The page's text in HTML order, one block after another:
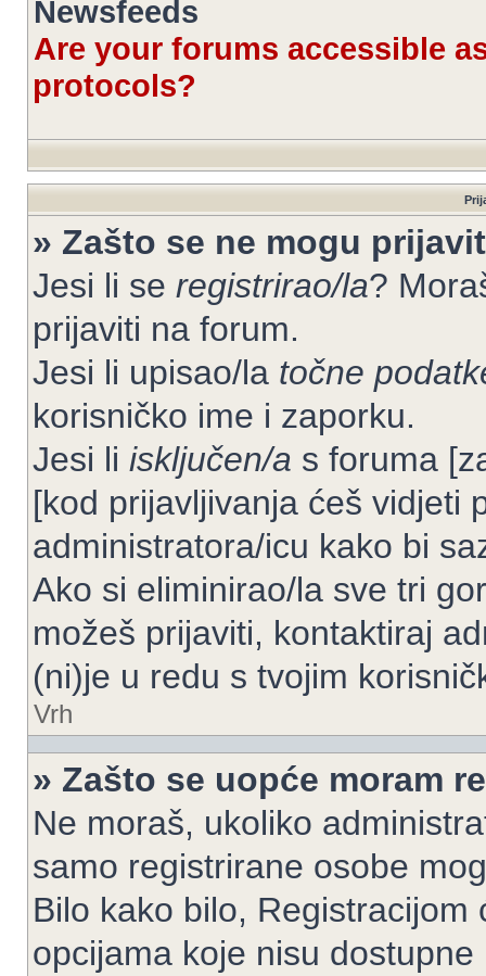
Newsfeeds
Are your forums accessible
protocols?
» Zašto se ne mogu
Jesi li se registrirao/la?
prijaviti na forum.
Jesi li upisao/la točne
korisničko ime i zaporku.
Jesi li isključen/a s foruma
[kod prijavljivanja ćeš vidjeti
administratora/icu kako bi
Ako si eliminirao/la sve tri
možeš prijaviti, kontaktiraj
(ni)je u redu s tvojim
Vrh
» Zašto se uopće moram
Ne moraš, ukoliko
samo registrirane osobe
Bilo kako bilo,
opcijama koje nisu